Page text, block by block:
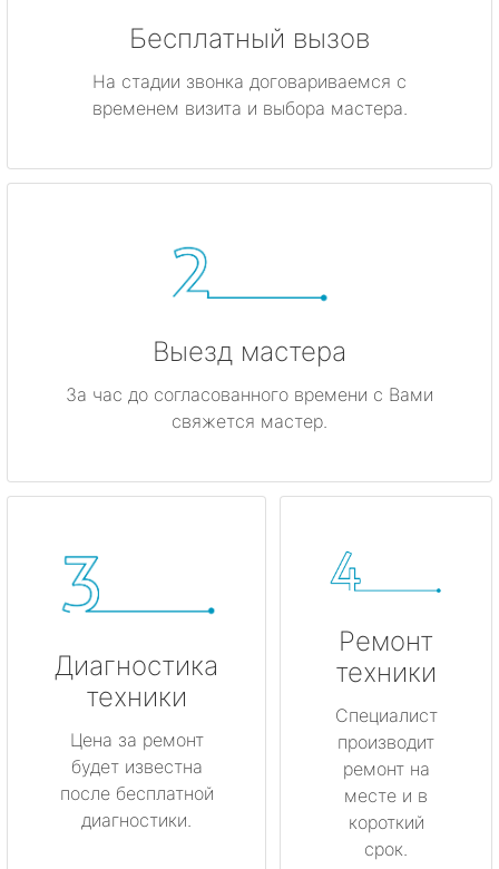
Бесплатный вызов
На стадии звонка договариваемся с
временем визита и выбора мастера.
Выезд мастера
За час до согласованного времени с Вами
свяжется мастер.
Диагностика
техники
Цена за ремонт
будет известна
после бесплатной
диагностики.
Ремонт
техники
Специалист
производит
ремонт на
месте и в
короткий
срок.